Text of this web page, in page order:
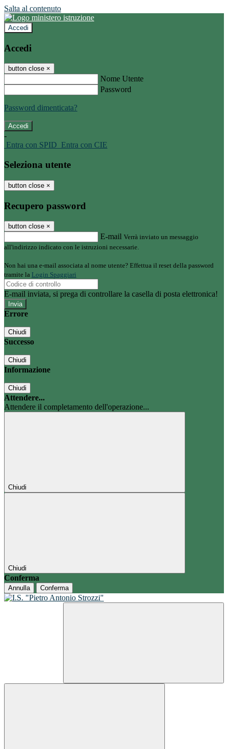
Salta al contenuto
Accedi
Accedi
button close ×
Nome Utente
Password
Password dimenticata?
-
Entra con SPID Entra con CIE
Seleziona utente
button close ×
Recupero password
button close ×
E-mail Verrà inviato un messaggio
all'indirizzo indicato con le istruzioni necessarie.
Non hai una e-mail associata al nome utente? Effettua il reset della password
tramite la Login Spaggiari
E-mail inviata, si prega di controllare la casella di posta elettronica!
Errore
Chiudi
Successo
Chiudi
Informazione
Chiudi
Attendere...
Attendere il completamento dell'operazione...
Chiudi
Chiudi
Conferma
Annulla Conferma